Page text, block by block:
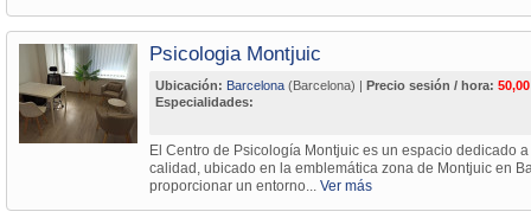
Psicologia Montjuic
Ubicación: Barcelona (Barcelona) | Precio sesión / hora:
Especialidades:
El Centro de Psicología Montjuic es un espacio dedicado
calidad, ubicado en la emblemática zona de Montjuic en
proporcionar un entorno... Ver más